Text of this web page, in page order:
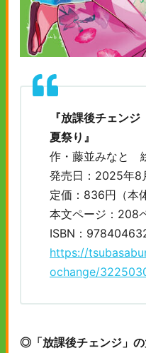
『放課後チェン
夏祭り』
作・藤並みなと
発売日：2025年
定価：836円（本
本文ページ：208
ISBN：
https://
ochange/
◎「放課後チェンジ」